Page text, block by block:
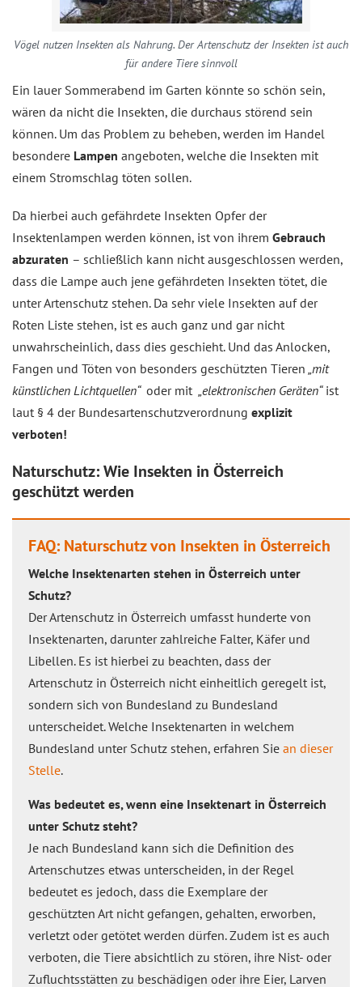
Vögel nutzen Insekten als Nahrung. Der Artenschutz der Insekten ist auch
für andere Tiere sinnvoll
Ein lauer Sommerabend im Garten könnte so schön sein,
wären da nicht die Insekten, die durchaus störend sein
können. Um das Problem zu beheben, werden im Handel
besondere Lampen angeboten, welche die Insekten mit
einem Stromschlag töten sollen.
Da hierbei auch gefährdete Insekten Opfer der
Insektenlampen werden können, ist von ihrem Gebrauch
abzuraten – schließlich kann nicht ausgeschlossen werden,
dass die Lampe auch jene gefährdeten Insekten tötet, die
unter Artenschutz stehen. Da sehr viele Insekten auf der
Roten Liste stehen, ist es auch ganz und gar nicht
unwahrscheinlich, dass dies geschieht. Und das Anlocken,
Fangen und Töten von besonders geschützten Tieren „mit
künstlichen Lichtquellen“ oder mit „elektronischen Geräten“ist
laut § 4 der Bundesartenschutzverordnung explizit
verboten!
Naturschutz: Wie Insekten in Österreich
geschützt werden
FAQ: Naturschutz von Insekten in Österreich
Welche Insektenarten stehen in Österreich unter
Schutz?
Der Artenschutz in Österreich umfasst hunderte von
Insektenarten, darunter zahlreiche Falter, Käfer und
Libellen. Es ist hierbei zu beachten, dass der
Artenschutz in Österreich nicht einheitlich geregelt ist,
sondern sich von Bundesland zu Bundesland
unterscheidet. Welche Insektenarten in welchem
Bundesland unter Schutz stehen, erfahren Sie an dieser
Stelle.
Was bedeutet es, wenn eine Insektenart in Österreich
unter Schutz steht?
Je nach Bundesland kann sich die Definition des
Artenschutzes etwas unterscheiden, in der Regel
bedeutet es jedoch, dass die Exemplare der
geschützten Art nicht gefangen, gehalten, erworben,
verletzt oder getötet werden dürfen. Zudem ist es auch
verboten, die Tiere absichtlich zu stören, ihre Nist- oder
Zufluchtsstätten zu beschädigen oder ihre Eier, Larven